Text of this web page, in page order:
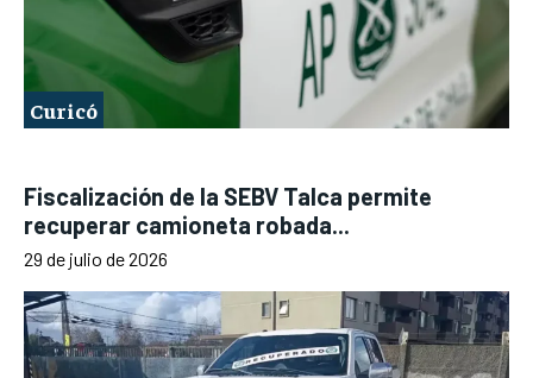
Curicó
Fiscalización de la SEBV Talca permite
recuperar camioneta robada...
29 de julio de 2026